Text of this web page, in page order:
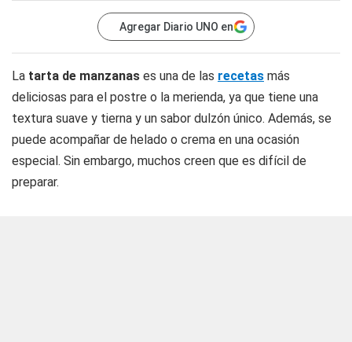
Agregar Diario UNO en
La tarta de manzanas es una de las recetas más
deliciosas para el postre o la merienda, ya que tiene una
textura suave y tierna y un sabor dulzón único. Además, se
puede acompañar de helado o crema en una ocasión
especial. Sin embargo, muchos creen que es difícil de
preparar.